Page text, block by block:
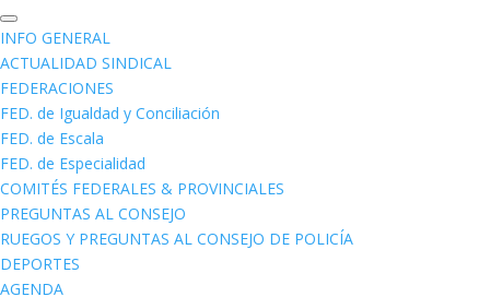
INFO GENERAL
ACTUALIDAD SINDICAL
FEDERACIONES
FED. de Igualdad y Conciliación
FED. de Escala
FED. de Especialidad
COMITÉS FEDERALES & PROVINCIALES
PREGUNTAS AL CONSEJO
RUEGOS Y PREGUNTAS AL CONSEJO DE POLICÍA
DEPORTES
AGENDA